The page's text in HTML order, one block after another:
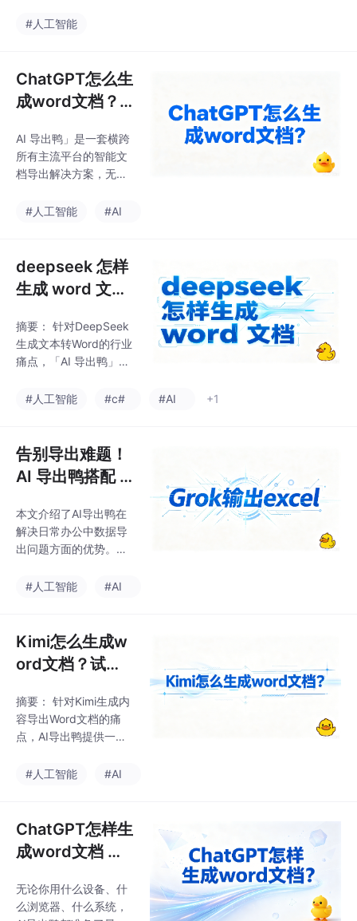
杀隐写字符并保留复杂
出，这类后
低、格式丢失等问题。
译和安全输出四层，需
解决虚拟滚动、Markdo
wn转换等技术难点。市
过全终端覆盖和低门槛
操作，显著提升导出效
率（耗时从42分钟缩短
（出错率从68.7%降至
需，选型
#人工智能
ChatGPT怎么生
成word文档？
决格式丢失痛点
AI 导出鸭」是一套横跨
所有主流平台的智能文
档导出解决方案，无需
导出方式，真正实现“一
#人工智能 #AI
deepseek 怎样
生成 word 文档
梳理多种导出路
径，对比方案快
实操
摘要： 针对DeepSeek
生成文本转Word的行业
痛点，「AI 导出鸭」提
过智能解析引擎、格式
档。相比传统复制粘贴
（格式错乱）、WPS
（字数限制）或Pandoc
具备高效（万字文档12
秒导出）、高精度（出
错率<0.8%）及跨终端
桌面端全覆盖）。白皮
生、职场及自媒
#人工智能 #c# #AI +1
告别导出难题！
AI 导出鸭搭配 G
实用指南
本文介绍了AI导出鸭在
解决日常办公中数据导
出问题方面的优势。传
乱、操作繁琐等问题，
法等技术，能快速准确
地将Grok等平台的数据
导出为Excel。工具支持
台使用，且操作简单高
效。实测数据显示，相
比传统方法，AI导出鸭
格式准确率。专家认为
白。用户反馈也证实了
其便
#人工智能 #AI
Kimi怎么生成w
ord文档？试试A
决格式痛点
摘要： 针对Kimi生成内
容导出Word文档的痛
点，AI导出鸭提供一站
决格式丢失、多端兼容
义解析、动态样式引擎
和规范封装，实现96.
7%格式保留率，导出效
需26秒）。支持全终端
覆盖（浏览器/小程序/A
#人工智能 #AI
ChatGPT怎样生
成word文档 ？
AI 导出鸭一键搞
无论你用什么设备、什
么浏览器、什么系统，